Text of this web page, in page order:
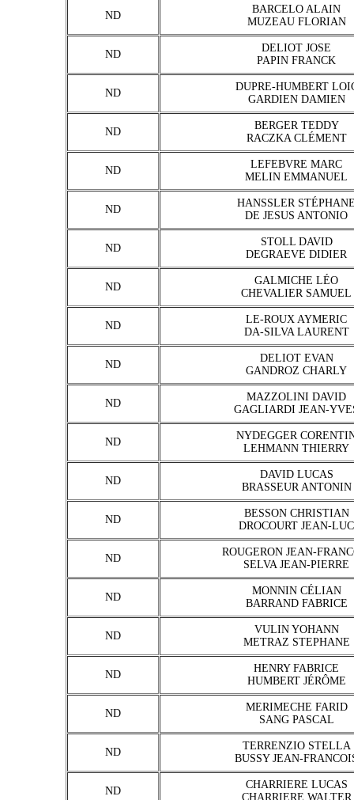
ND
BARCELO ALAIN
MUZEAU FLORIAN
ND
DELIOT JOSE
PAPIN FRANCK
ND
DUPRE-HUMBERT
GARDIEN DAMIEN
ND
BERGER TEDDY
RACZKA CLÉMENT
ND
LEFEBVRE MARC
MELIN EMMANUEL
ND
HANSSLER
DE JESUS ANTONIO
ND
STOLL DAVID
DEGRAEVE DIDIER
ND
GALMICHE LÉO
CHEVALIER SAMUEL
ND
LE-ROUX AYMERIC
DA-SILVA LAURENT
ND
DELIOT EVAN
GANDROZ CHARLY
ND
MAZZOLINI DAVID
GAGLIARDI JEAN-
ND
NYDEGGER
LEHMANN THIERRY
ND
DAVID LUCAS
BRASSEUR ANTONIN
ND
BESSON CHRISTIAN
DROCOURT JEAN-LUC
ND
ROUGERON JEAN-
SELVA JEAN-PIERRE
ND
MONNIN CÉLIAN
BARRAND FABRICE
ND
VULIN YOHANN
METRAZ STEPHANE
ND
HENRY FABRICE
HUMBERT JÉRÔME
ND
MERIMECHE FARID
SANG PASCAL
ND
TERRENZIO STELLA
BUSSY JEAN-
ND
CHARRIERE LUCAS
CHARRIERE WALTER